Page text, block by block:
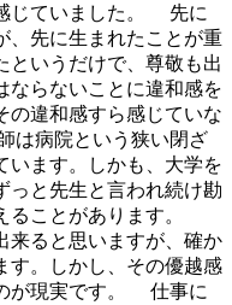
じていました。 先に
、先に生まれたことが重
というだけで、尊敬も出
ならないことに違和感を
の違和感すら感じていな
は病院という狭い閉ざ
います。しかも、大学を
っと先生と言われ続け勘
ることがあります。
来ると思いますが、確か
す。しかし、その優越感
が現実です。 仕事に